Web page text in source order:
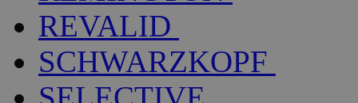
REVALID
SCHWARZKOPF